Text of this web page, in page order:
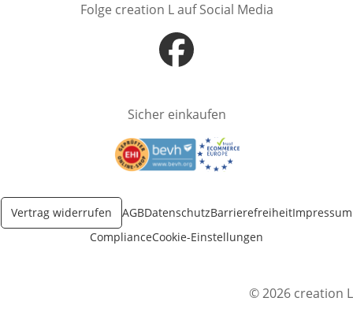
Folge creation L auf Social Media
Öffnet in neuem Fenster
Sicher einkaufen
Öffnet in neuem FensterÖffnet in neuem Fenster
Vertrag widerrufen AGBDatenschutzBarrierefreiheitImpressum
ComplianceCookie-Einstellungen
© 2026 creation L